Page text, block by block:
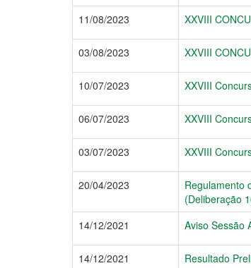
11/08/2023 XXVIII
03/08/2023 XXVIII
10/07/2023 XXVIII
06/07/2023 XXVIII
03/07/2023 XXVIII
20/04/2023
Regulamento
(Deliberação
14/12/2021 Aviso Sessão
14/12/2021 Resultado